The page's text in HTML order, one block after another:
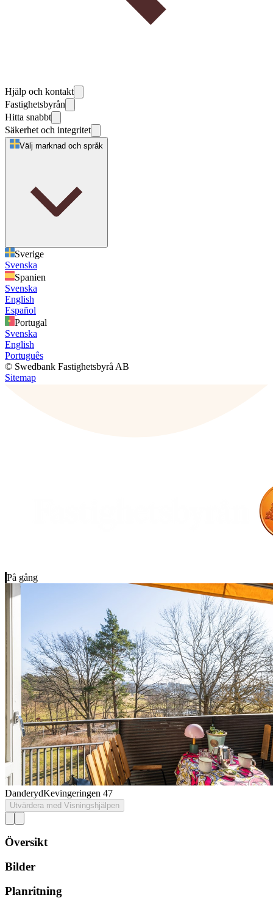
Hjälp och kontakt
Fastighetsbyrån
Hitta snabbt
Säkerhet och integritet
Välj marknad och språk
Sverige
Svenska
Spanien
Svenska
English
Español
Portugal
Svenska
English
Português
© Swedbank Fastighetsbyrå AB
Sitemap
På gång
DanderydKevingeringen 47
Utvärdera med Visningshjälpen
Översikt
Bilder
Planritning